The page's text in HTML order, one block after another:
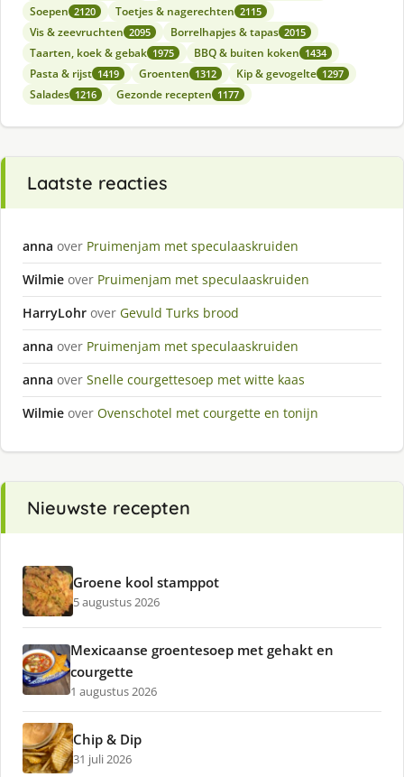
Soepen 2120 Toetjes & nagerechten 2115
Vis & zeevruchten 2095 Borrelhapjes & tapas 2015
Taarten, koek & gebak 1975 BBQ & buiten koken 1434
Pasta & rijst 1419 Groenten 1312 Kip & gevogelte 1297
Salades 1216 Gezonde recepten 1177
Laatste reacties
anna over Pruimenjam met speculaaskruiden
Wilmie over Pruimenjam met speculaaskruiden
HarryLohr over Gevuld Turks brood
anna over Pruimenjam met speculaaskruiden
anna over Snelle courgettesoep met witte kaas
Wilmie over Ovenschotel met courgette en tonijn
Nieuwste recepten
Groene kool stamppot
5 augustus 2026
Mexicaanse groentesoep met gehakt en
courgette
1 augustus 2026
Chip & Dip
31 juli 2026